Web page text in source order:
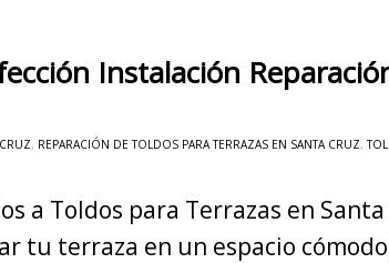
Instalación
, REPARACIÓN DE TOLDOS PARA TERRAZAS EN SANTA CRUZ,
a Toldos para Terrazas en
tu terraza en un espacio